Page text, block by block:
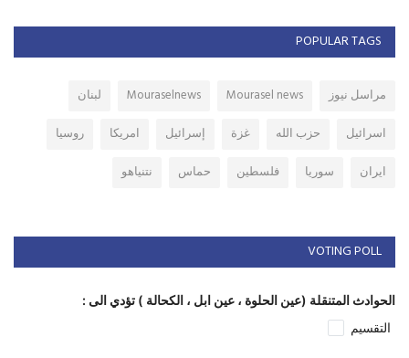
POPULAR TAGS
مراسل نيوز Mourasel news
Mouraselnews
لبنان
اسرائيل
حزب الله غزة إسرائيل امريكا
روسيا
ايران
سوريا فلسطين حماس نتنياهو
VOTING POLL
الحوادث المتنقلة (عين الحلوة ، عين ابل ، الكحالة ) تؤدي الى :
التقسيم